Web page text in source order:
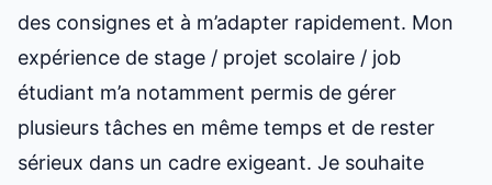
des consignes et à m’adapter rapidement. Mon
expérience de stage / projet scolaire / job
étudiant m’a notamment permis de gérer
plusieurs tâches en même temps et de rester
sérieux dans un cadre exigeant. Je souhaite